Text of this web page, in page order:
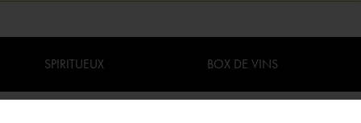
SPIRITUEUX BOX DE VINS